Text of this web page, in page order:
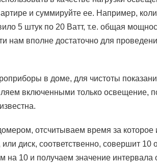
и суммируйте ее. Например,
5 штук по 20 Ватт, т.е. общая
нам вполне достаточно для
в доме, для чистоты
включенными только освещение,
отсчитываем время за которое
или диск, соответственно, совершит 10
на 10 и получаем значение интервала